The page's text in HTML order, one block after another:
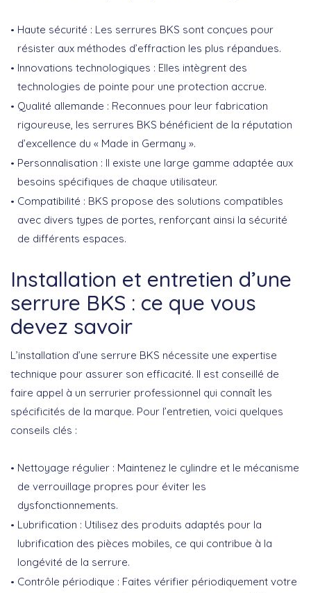
Haute sécurité : Les serrures BKS sont conçues pour
résister aux méthodes d’effraction les plus répandues.
Innovations technologiques : Elles intègrent des
technologies de pointe pour une protection accrue.
Qualité allemande : Reconnues pour leur fabrication
rigoureuse, les serrures BKS bénéficient de la réputation
d’excellence du « Made in Germany ».
Personnalisation : Il existe une large gamme adaptée aux
besoins spécifiques de chaque utilisateur.
Compatibilité : BKS propose des solutions compatibles
avec divers types de portes, renforçant ainsi la sécurité
de différents espaces.
Installation et entretien d’une
serrure BKS : ce que vous
devez savoir
L’installation d’une serrure BKS nécessite une expertise
technique pour assurer son efficacité. Il est conseillé de
faire appel à un serrurier professionnel qui connaît les
spécificités de la marque. Pour l’entretien, voici quelques
conseils clés :
Nettoyage régulier : Maintenez le cylindre et le mécanisme
de verrouillage propres pour éviter les
dysfonctionnements.
Lubrification : Utilisez des produits adaptés pour la
lubrification des pièces mobiles, ce qui contribue à la
longévité de la serrure.
Contrôle périodique : Faites vérifier périodiquement votre